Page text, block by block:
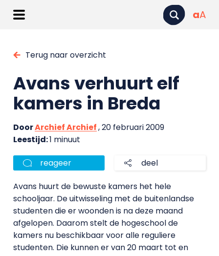
aA
Terug naar overzicht
Avans verhuurt elf
kamers in Breda
DoorArchief Archief, 20 februari 2009
Leestijd:1 minuut
reageer deel
Avans huurt de bewuste kamers het hele
schooljaar. De uitwisseling met de buitenlandse
studenten die er woonden is na deze maand
afgelopen. Daarom stelt de hogeschool de
kamers nu beschikbaar voor alle reguliere
studenten. Die kunnen er van 20 maart tot en